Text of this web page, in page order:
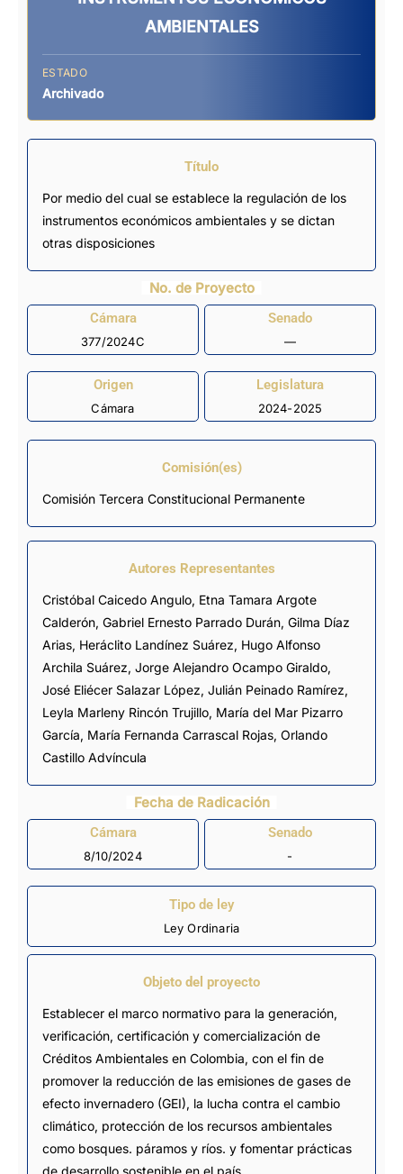
AMBIENTALES
ESTADO
Archivado
Título
Por medio del cual se establece la regulación de los
instrumentos económicos ambientales y se dictan
otras disposiciones
No. de Proyecto
Cámara
377/2024C
Senado
—
Origen
Cámara
Legislatura
2024-2025
Comisión(es)
Comisión Tercera Constitucional Permanente
Autores Representantes
Cristóbal Caicedo Angulo, Etna Tamara Argote
Calderón, Gabriel Ernesto Parrado Durán, Gilma Díaz
Arias, Heráclito Landínez Suárez, Hugo Alfonso
Archila Suárez, Jorge Alejandro Ocampo Giraldo,
José Eliécer Salazar López, Julián Peinado Ramírez,
Leyla Marleny Rincón Trujillo, María del Mar Pizarro
García, María Fernanda Carrascal Rojas, Orlando
Castillo Advíncula
Fecha de Radicación
Cámara
8/10/2024
Senado
-
Tipo de ley
Ley Ordinaria
Objeto del proyecto
Establecer el marco normativo para la generación,
verificación, certificación y comercialización de
Créditos Ambientales en Colombia, con el fin de
promover la reducción de las emisiones de gases de
efecto invernadero (GEI), la lucha contra el cambio
climático, protección de los recursos ambientales
como bosques. páramos y ríos. y fomentar prácticas
de desarrollo sostenible en el país.